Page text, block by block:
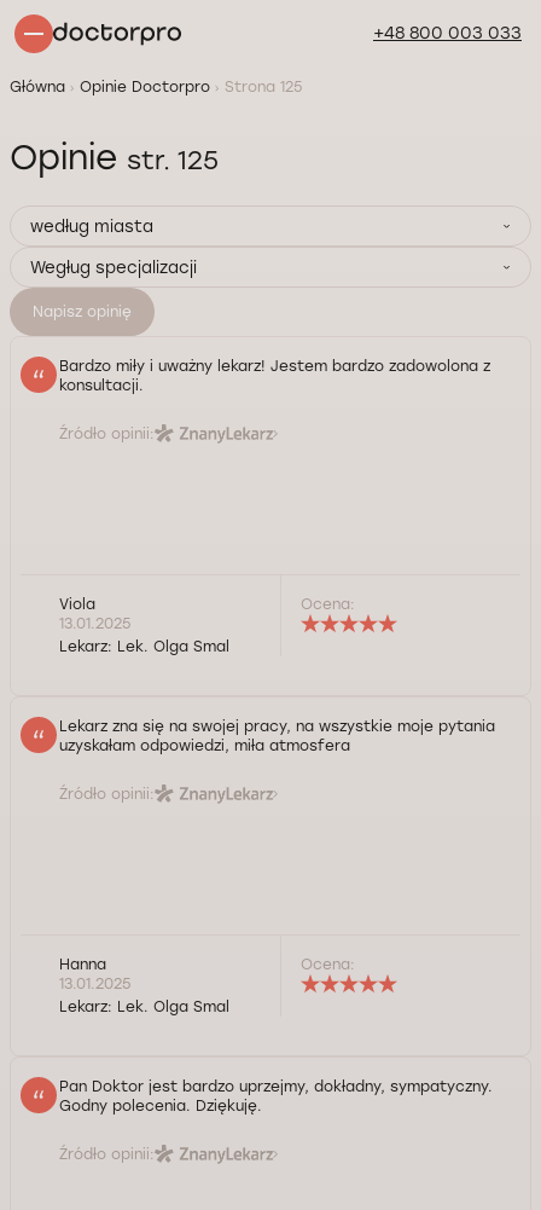
+48 800 003 033
Główna Opinie Doctorpro Strona 125
Opinie str. 125
według miasta
Wegług specjalizacji
Napisz opinię
Bardzo miły i uważny lekarz! Jestem bardzo zadowolona z
konsultacji.
Źródło opinii:
Viola
13.01.2025
Lekarz: Lek. Olga Smal
Ocena:
Lekarz zna się na swojej pracy, na wszystkie moje pytania
uzyskałam odpowiedzi, miła atmosfera
Źródło opinii:
Hanna
13.01.2025
Lekarz: Lek. Olga Smal
Ocena:
Pan Doktor jest bardzo uprzejmy, dokładny, sympatyczny.
Godny polecenia. Dziękuję.
Źródło opinii: